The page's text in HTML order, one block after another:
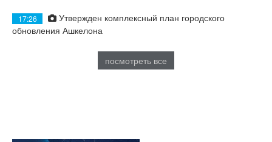
17:26
Утвержден комплексный план городского
обновления Ашкелона
посмотреть все